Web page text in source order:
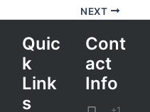
NEXT
Quic
k
Link
s
Cont
act
Info